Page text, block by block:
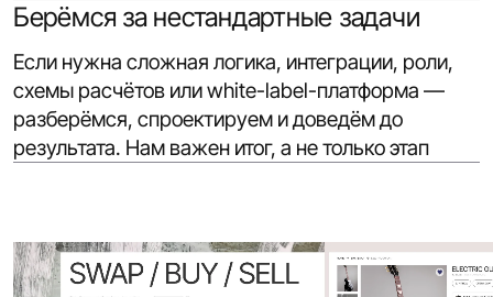
Берёмся за нестандартные задачи
Если нужна сложная логика, интеграции, роли,
схемы расчётов или white-label-платформа —
разберёмся, спроектируем и доведём до
результата. Нам важен итог, а не только этап